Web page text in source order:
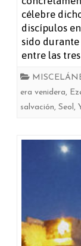
célebre
discípulos
sido
entre las
era venidera,
salvación, Seol,